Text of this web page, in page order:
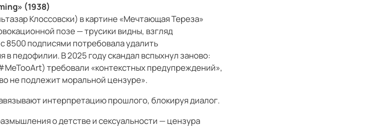
(1938)
Клоссовски) в картине «Мечтающая Тереза»
позе — трусики видны, взгляд
8500 подписями потребовала удалить
педофилии. В 2025 году скандал вспыхнул заново:
требовали «контекстных предупреждений»,
не подлежит моральной цензуре».
интерпретацию прошлого, блокируя диалог.
о детстве и сексуальности — цензура